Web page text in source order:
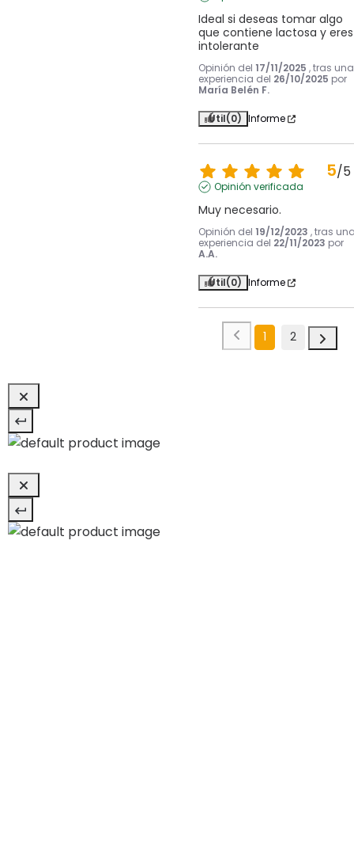
Ideal si deseas tomar algo
que contiene lactosa y eres
intolerante
Opinión del 17/11/2025 , tras una
experiencia del 26/10/2025 por
María Belén F.
Útil(0) Informe
5/5
Opinión verificada
Muy necesario.
Opinión del 19/12/2023 , tras
experiencia del 22/11/2023 por
A.A.
Útil(0) Informe
1 2